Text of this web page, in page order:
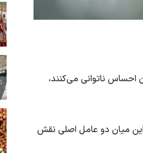
ناتوانی می‌کنند،
میان دو عامل اصلی نقش